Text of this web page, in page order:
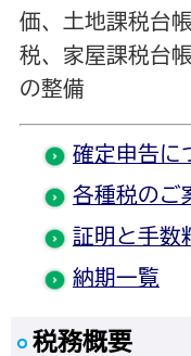
価、土地課税台
税、家屋課税台
の整備
確定申告に
各種税のご
証明と手数
納期一覧
税務概要